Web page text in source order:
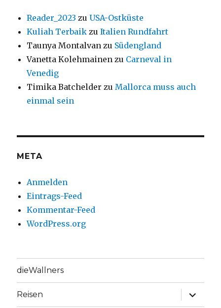
Reader_2023 zuUSA-Ostküste
Kuliah Terbaik zuItalien Rundfahrt
Taunya Montalvan zu Südengland
Vanetta Kolehmainen zu Carneval in
Venedig
Timika Batchelder zu Mallorca muss auch
einmal sein
META
Anmelden
Eintrags-Feed
Kommentar-Feed
WordPress.org
dieWallners
Reisen